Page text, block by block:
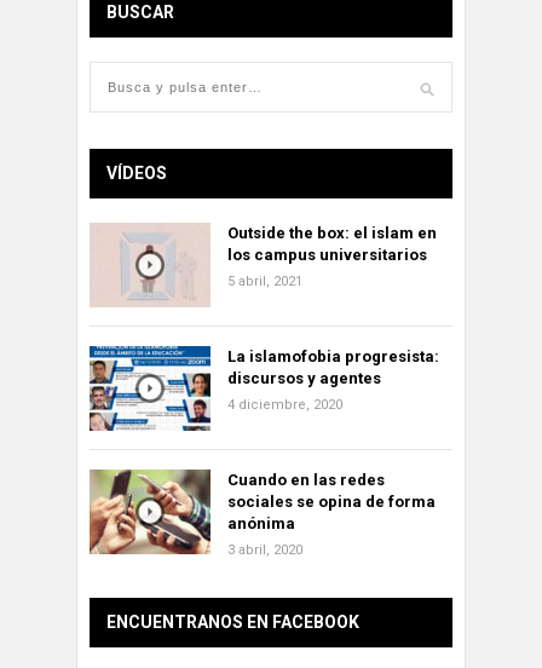
BUSCAR
VÍDEOS
Outside the box: el islam en
los campus universitarios
5 abril, 2021
La islamofobia progresista:
discursos y agentes
4 diciembre, 2020
Cuando en las redes
sociales se opina de forma
anónima
3 abril, 2020
ENCUENTRANOS EN FACEBOOK